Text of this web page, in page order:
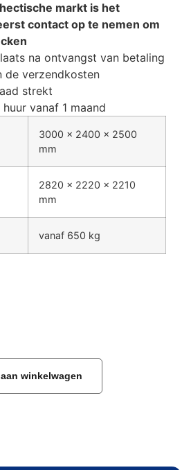
markt is het
contact op te nemen om
na ontvangst van betaling
de verzendkosten
strekt
vanaf 1 maand
3000 x 2400 x 2500
mm
2820 x 2220 x 2210
mm
vanaf 650 kg
winkelwagen